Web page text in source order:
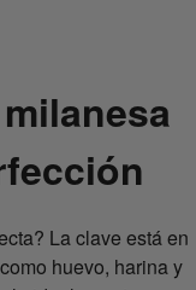
La clave está en
huevo, harina y